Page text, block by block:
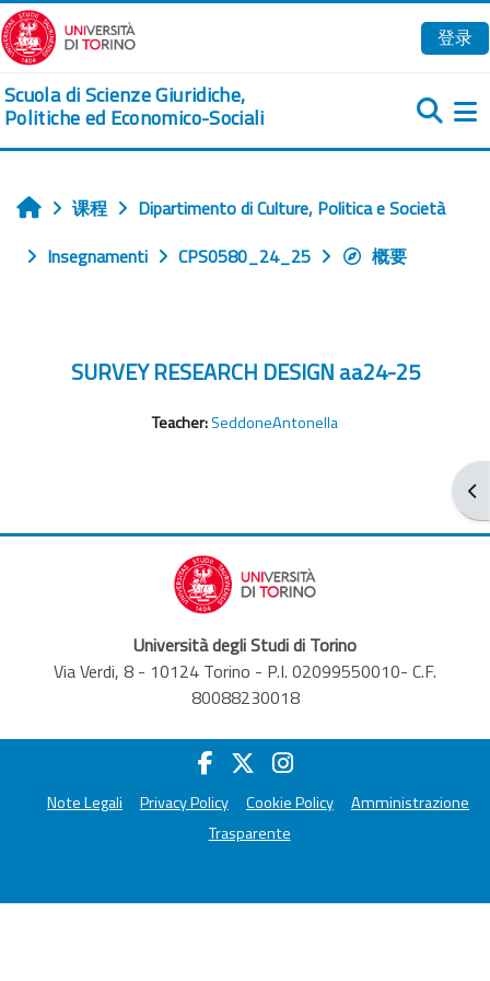
跳到主要内容
登录
Scuola di Scienze Giuridiche,
Politiche ed Economico-Sociali
打
首页课程
Dipartimento di Culture, Politica e Società
Insegnamenti
CPS0580_24_25 概要
SURVEY RESEARCH DESIGN aa24-25
Teacher:SeddoneAntonella
Università degli Studi di Torino
Via Verdi, 8 - 10124 Torino - P.I. 02099550010- C.F.
80088230018
Note Legali Privacy Policy Cookie Policy
Amministrazione
Trasparente